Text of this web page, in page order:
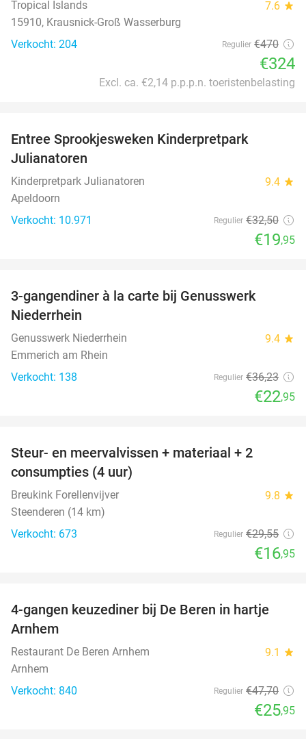
Tropical Islands 7.6 star
15910, Krausnick-Groß Wasserburg
Verkocht: 204
Regulier €470
€324
Excl. ca. €2,14 p.p.p.n. toeristenbelasting
Entree Sprookjesweken Kinderpretpark
Julianatoren
Kinderpretpark Julianatoren 9.4 star
Apeldoorn
Verkocht: 10.971
Regulier €32,50
€19,95
3-gangendiner à la carte bij Genusswerk
Niederrhein
Genusswerk Niederrhein 9.4 star
Emmerich am Rhein
Verkocht: 138
Regulier €36,23
€22,95
Steur- en meervalvissen + materiaal + 2
consumpties (4 uur)
Breukink Forellenvijver 9.8 star
Steenderen (14 km)
Verkocht: 673
Regulier €29,55
€16,95
46%
4-gangen keuzediner bij De Beren in hartje
Arnhem
Restaurant De Beren Arnhem 9.1 star
Arnhem
Verkocht: 840
Regulier €47,70
€25,95